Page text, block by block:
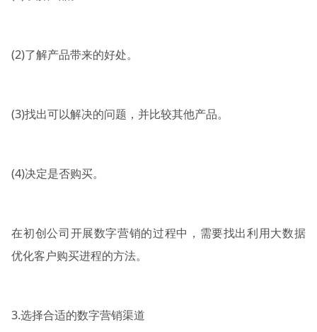
(2)了解产品带来的好处。
(3)找出可以解决的问题，并比较其他产品。
(4)决定是否购买。
在初创公司开展数字营销的过程中，需要找出利用大数据
优化客户购买进程的方法。
3.选择合适的数字营销渠道